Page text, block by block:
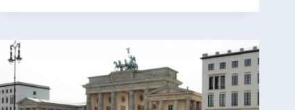
HEIDELBERG
FREIBURG